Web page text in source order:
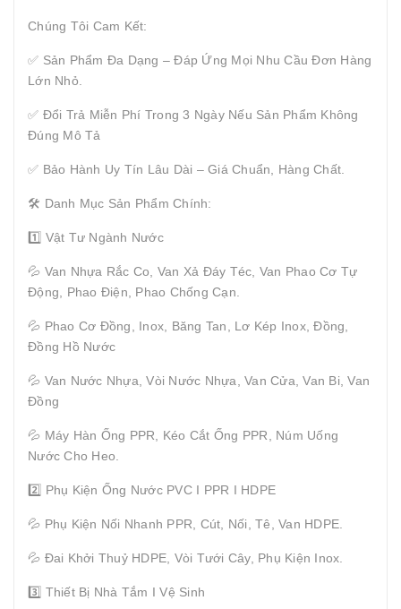
Chúng Tôi Cam Kết:
✅ Sản Phẩm Đa Dạng – Đáp Ứng Mọi Nhu Cầu Đơn Hàng
Lớn Nhỏ.
✅ Đổi Trả Miễn Phí Trong 3 Ngày Nếu Sản Phẩm Không
Đúng Mô Tả
✅ Bảo Hành Uy Tín Lâu Dài – Giá Chuẩn, Hàng Chất.
🛠 Danh Mục Sản Phẩm Chính:
1️⃣ Vật Tư Ngành Nước
💦 Van Nhựa Rắc Co, Van Xả Đáy Téc, Van Phao Cơ Tự
Động, Phao Điện, Phao Chống Cạn.
💦 Phao Cơ Đồng, Inox, Băng Tan, Lơ Kép Inox, Đồng,
Đồng Hồ Nước
💦 Van Nước Nhựa, Vòi Nước Nhựa, Van Cửa, Van Bi, Van
Đồng
💦 Máy Hàn Ống PPR, Kéo Cắt Ống PPR, Núm Uống
Nước Cho Heo.
2️⃣ Phụ Kiện Ống Nước PVC I PPR I HDPE
💦 Phụ Kiện Nối Nhanh PPR, Cút, Nối, Tê, Van HDPE.
💦 Đai Khởi Thuỷ HDPE, Vòi Tưới Cây, Phụ Kiện Inox.
3️⃣ Thiết Bị Nhà Tắm I Vệ Sinh